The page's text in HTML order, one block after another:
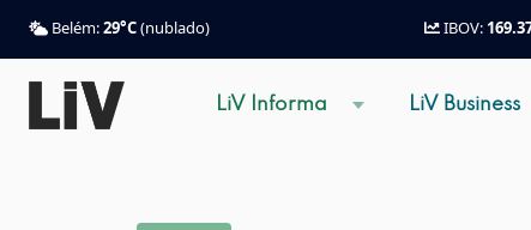
Belém:29°C(nublado) IBOV:
LiV Informa LiV Business